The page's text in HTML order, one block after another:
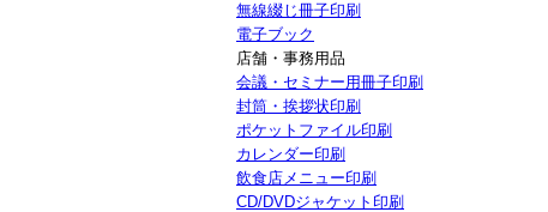
無線綴じ冊子印刷
電子ブック
店舗・事務用品
会議・セミナー用冊子印刷
封筒・挨拶状印刷
ポケットファイル印刷
カレンダー印刷
飲食店メニュー印刷
CD/DVDジャケット印刷